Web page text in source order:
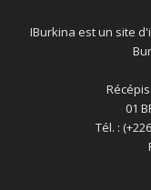
IBurkina est un site
01
Tél. :